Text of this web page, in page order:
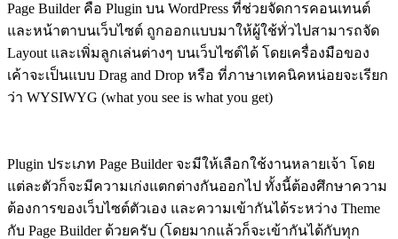
Page Builder คือ Plugin บน WordPress ที่ช่วยจัดการคอนเทนต์
และหน้าตาบนเว็บไซต์ ถูกออกแบบมาให้ผู้ใช้ทั่วไปสามารถจัด
Layout และเพิ่มลูกเล่นต่างๆ บนเว็บไซต์ได้ โดยเครื่องมือของ
เค้าจะเป็นแบบ Drag and Drop หรือ ที่ภาษาเทคนิคหน่อยจะเรียก
ว่า WYSIWYG (what you see is what you get)
Plugin ประเภท Page Builder จะมีให้เลือกใช้งานหลายเจ้า โดย
แต่ละตัวก็จะมีความเก่งแตกต่างกันออกไป ทั้งนี้ต้องศึกษาความ
ต้องการของเว็บไซต์ตัวเอง และความเข้ากันได้ระหว่าง Theme
กับ Page Builder ด้วยครับ (โดยมากแล้วก็จะเข้ากันได้กับทุก